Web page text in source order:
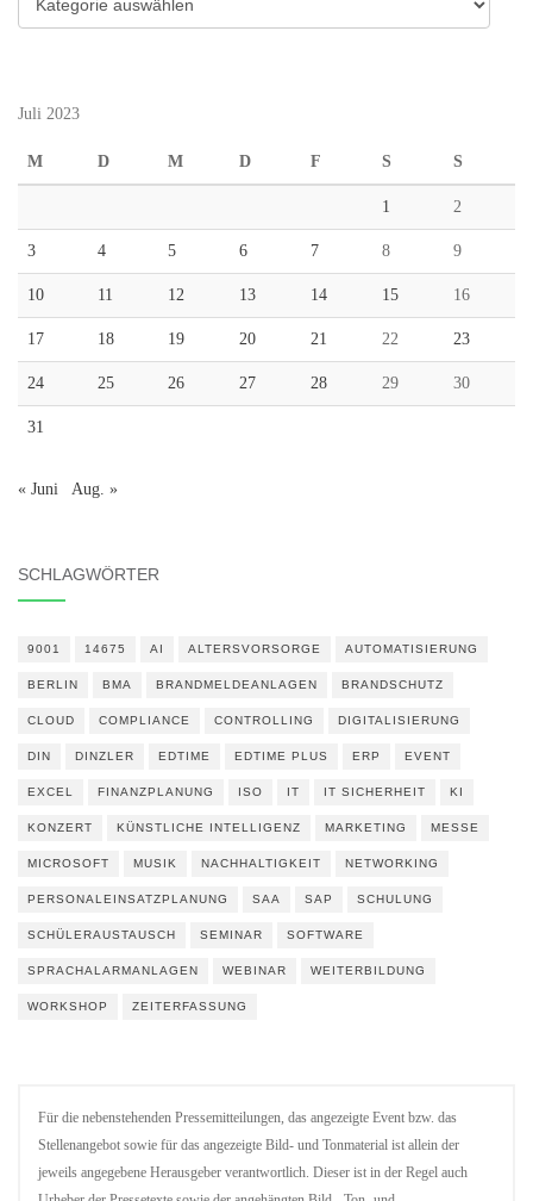
Juli 2023
M D M D F S S
1 2
3 4 5 6 7 8 9
10 11 12 13 14 15 16
17 18 19 20 21 22 23
24 25 26 27 28 29 30
31
« Juni Aug. »
SCHLAGWÖRTER
9001 14675 AI ALTERSVORSORGE AUTOMATISIERUNG
BERLIN BMA BRANDMELDEANLAGEN BRANDSCHUTZ
CLOUD COMPLIANCE CONTROLLING DIGITALISIERUNG
DIN DINZLER EDTIME EDTIME PLUS ERP EVENT
EXCEL FINANZPLANUNG ISO IT IT SICHERHEIT KI
KONZERT KÜNSTLICHE INTELLIGENZ MARKETING MESSE
MICROSOFT MUSIK NACHHALTIGKEIT NETWORKING
PERSONALEINSATZPLANUNG SAA SAP SCHULUNG
SCHÜLERAUSTAUSCH SEMINAR SOFTWARE
SPRACHALARMANLAGEN WEBINAR WEITERBILDUNG
WORKSHOP ZEITERFASSUNG
Für die nebenstehenden Pressemitteilungen, das angezeigte Event bzw. das
Stellenangebot sowie für das angezeigte Bild- und Tonmaterial ist allein der
jeweils angegebene Herausgeber verantwortlich. Dieser ist in der Regel auch